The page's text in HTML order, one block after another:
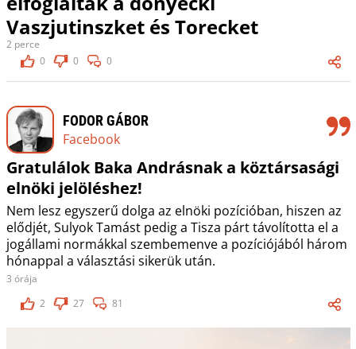
Vaszjutinszket és Torecket
2 perce
0
0 0
FODOR GÁBOR
Facebook
Gratulálok Baka Andrásnak a köztársasági
elnöki jelöléshez!
Nem lesz egyszerű dolga az elnöki pozícióban, hiszen az
elődjét, Sulyok Tamást pedig a Tisza párt távolította el a
jogállami normákkal szembemenve a pozíciójából három
hónappal a választási sikerük után.
3 órája
2
27 81